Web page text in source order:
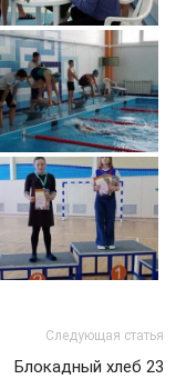
Следующая статья
Блокадный хлеб 23